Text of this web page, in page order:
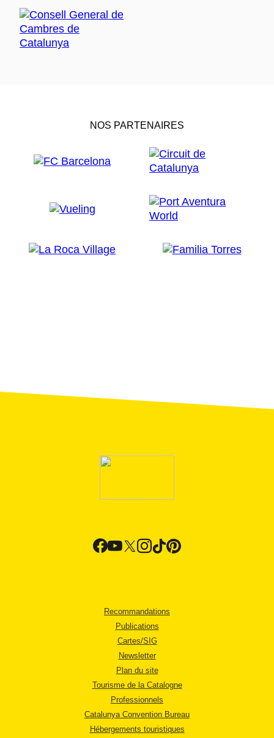
NOS PARTENAIRES
Recommandations
Publications
Cartes/SIG
Newsletter
Plan du site
Tourisme de la Catalogne
Professionnels
Catalunya Convention Bureau
Hébergements touristiques